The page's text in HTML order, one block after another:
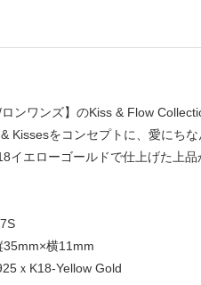
ロンワンズ】のKiss & Flow
Kissesをコンセプトに、愛にち
イエローゴールドで仕上げた上
35mm×横11mm
ｘK18-Yellow Gold